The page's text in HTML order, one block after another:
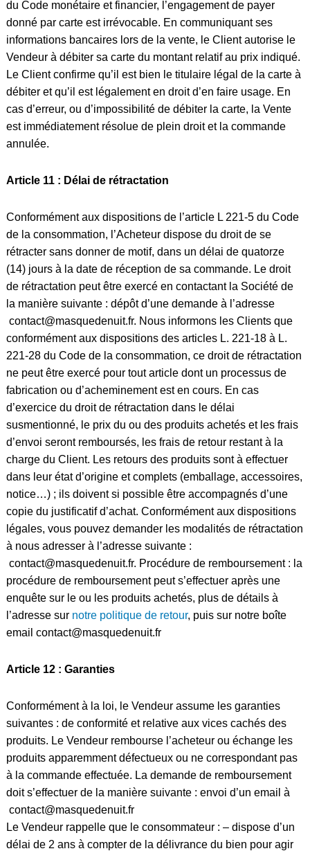
du Code monétaire et financier, l’engagement de payer
donné par carte est irrévocable. En communiquant ses
informations bancaires lors de la vente, le Client autorise le
Vendeur à débiter sa carte du montant relatif au prix indiqué.
Le Client confirme qu’il est bien le titulaire légal de la carte à
débiter et qu’il est légalement en droit d’en faire usage. En
cas d’erreur, ou d’impossibilité de débiter la carte, la Vente
est immédiatement résolue de plein droit et la commande
annulée.
Article 11 : Délai de rétractation
Conformément aux dispositions de l’article L 221-5 du Code
de la consommation, l’Acheteur dispose du droit de se
rétracter sans donner de motif, dans un délai de quatorze
(14) jours à la date de réception de sa commande. Le droit
de rétractation peut être exercé en contactant la Société de
la manière suivante : dépôt d’une demande à l’adresse
contact@masquedenuit.fr. Nous informons les Clients que
conformément aux dispositions des articles L. 221-18 à L.
221-28 du Code de la consommation, ce droit de rétractation
ne peut être exercé pour tout article dont un processus de
fabrication ou d’acheminement est en cours. En cas
d’exercice du droit de rétractation dans le délai
susmentionné, le prix du ou des produits achetés et les frais
d’envoi seront remboursés, les frais de retour restant à la
charge du Client. Les retours des produits sont à effectuer
dans leur état d’origine et complets (emballage, accessoires,
notice…) ; ils doivent si possible être accompagnés d’une
copie du justificatif d’achat. Conformément aux dispositions
légales, vous pouvez demander les modalités de rétractation
à nous adresser à l’adresse suivante :
contact@masquedenuit.fr. Procédure de remboursement : la
procédure de remboursement peut s’effectuer après une
enquête sur le ou les produits achetés, plus de détails à
l’adresse sur notre politique de retour, puis sur notre boîte
email contact@masquedenuit.fr
Article 12 : Garanties
Conformément à la loi, le Vendeur assume les garanties
suivantes : de conformité et relative aux vices cachés des
produits. Le Vendeur rembourse l’acheteur ou échange les
produits apparemment défectueux ou ne correspondant pas
à la commande effectuée. La demande de remboursement
doit s’effectuer de la manière suivante : envoi d’un email à
contact@masquedenuit.fr
Le Vendeur rappelle que le consommateur : – dispose d’un
délai de 2 ans à compter de la délivrance du bien pour agir